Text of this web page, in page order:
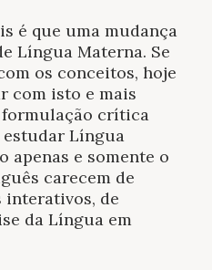
é que uma mudança
Língua Materna. Se
os conceitos, hoje
com isto e mais
crítica
estudar Língua
apenas e somente o
carecem de
de
da Língua em